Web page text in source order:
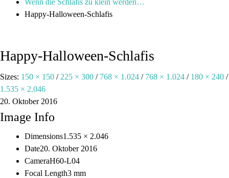
Wenn die Schlafis zu klein werden…
Happy-Halloween-Schlafis
Happy-Halloween-Schlafis
Sizes: 150 × 150 / 225 × 300 / 768 × 1.024 / 768 × 1.024 / 180 × 240 /
1.535 × 2.046
20. Oktober 2016
Image Info
Dimensions1.535 × 2.046
Date20. Oktober 2016
CameraH60-L04
Focal Length3 mm